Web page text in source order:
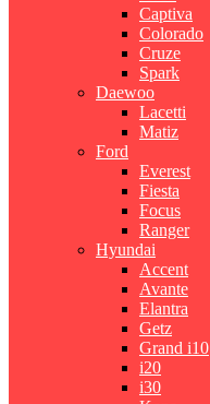
Captiva
Colorado
Cruze
Spark
Daewoo
Lacetti
Matiz
Ford
Everest
Fiesta
Focus
Ranger
Hyundai
Accent
Avante
Elantra
Getz
Grand i10
i20
i30